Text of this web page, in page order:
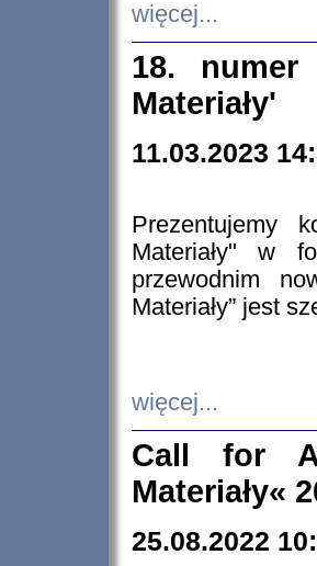
więcej...
18. numer
Materiały'
11.03.2023
Prezentujemy
Materiały" w
przewodnim
Materiały” jest
więcej...
Call for
Materiały«
25.08.2022